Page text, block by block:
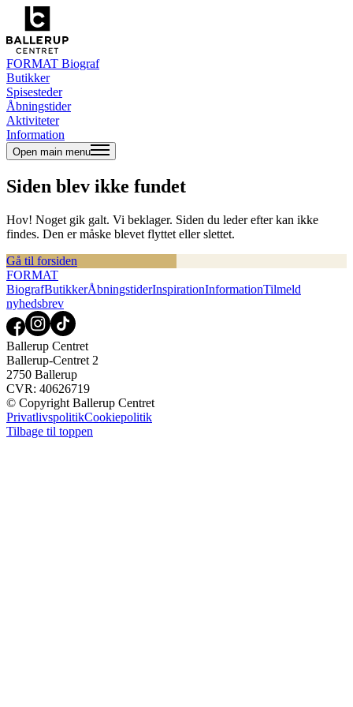
FORMAT Biograf
Butikker
Spisesteder
Åbningstider
Aktiviteter
Information
Open main menu
Siden blev ikke fundet
Hov! Noget gik galt. Vi beklager. Siden du leder efter kan ikke
findes. Den er måske blevet flyttet eller slettet.
Gå til forsiden
FORMAT
BiografButikkerÅbningstiderInspirationInformationTilmeld
nyhedsbrev
Ballerup Centret
Ballerup-Centret 2
2750 Ballerup
CVR: 40626719
© Copyright Ballerup Centret
PrivatlivspolitikCookiepolitik
Tilbage til toppen